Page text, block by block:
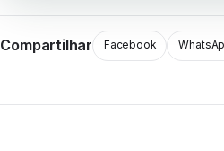
Compartilhar Facebook